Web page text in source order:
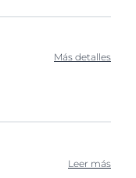
Más detalles
Leer más